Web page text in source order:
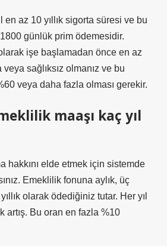
az 10 yıllık sigorta süresi ve bu
günlük prim ödemesidir.
işe başlamadan önce en az
sağlıksız olmanız ve bu
veya daha fazla olması gerekir.
maaşı kaç yıl
hakkını elde etmek için sistemde
Emeklilik fonuna aylık, üç
olarak ödediğiniz tutar. Her yıl
artış. Bu oran en fazla %10